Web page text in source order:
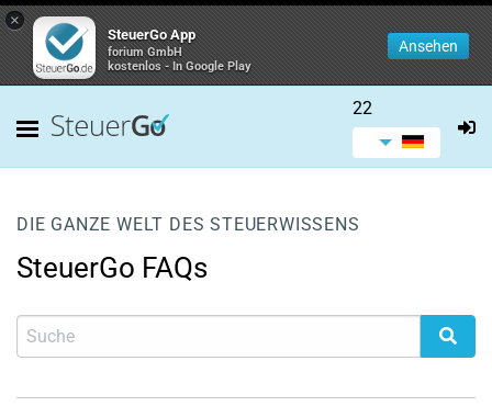
×
SteuerGo App
forium GmbH
kostenlos - In Google Play
Ansehen
22
DIE GANZE WELT DES STEUERWISSENS
SteuerGo FAQs